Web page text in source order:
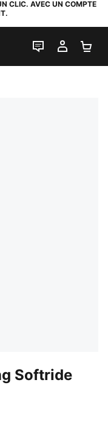
CLIC. AVEC UN COMPTE
LIVE CHAT
MON
Softride